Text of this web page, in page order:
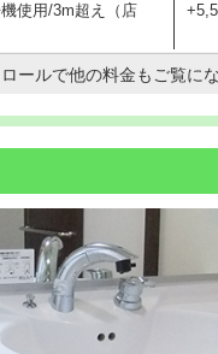
さ10㎝まで）
さ10㎝超え）
現
までの価格です。
ンド止め)
持金具設置)
温材使用（バンド止
の掘削・埋め戻し作
ビ管（VP・HI）使
ビ管（VP・HI）使
使用/3m超え（店
現
まで
用/3m超え
ールで他の料金もご覧にな